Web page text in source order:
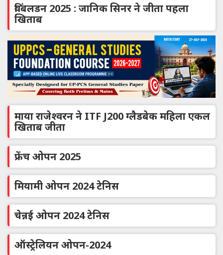
विंबलडन 2025 : जानिक सिनर ने जीता पहला
खिताब
माया राजेश्वरन ने ITF J200 ग्लैडबेक महिला एकल
खिताब जीता
फ्रेंच ओपन 2025
मियामी ओपन 2024 टेनिस
चेन्नई ओपन 2024 टेनिस
ऑस्ट्रेलियन ओपन-2024